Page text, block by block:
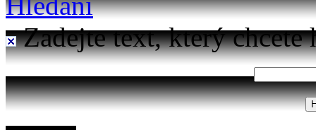
Zadejte text, který chcete